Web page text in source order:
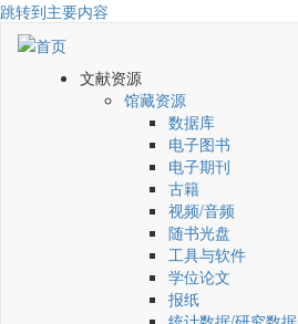
跳转到主要内容
文献资源
馆藏资源
数据库
电子图书
电子期刊
古籍
视频/音频
随书光盘
工具与软件
学位论文
报纸